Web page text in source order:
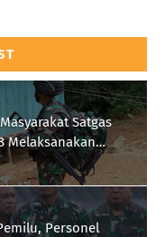
Satgas
Melaksanakan
Personel